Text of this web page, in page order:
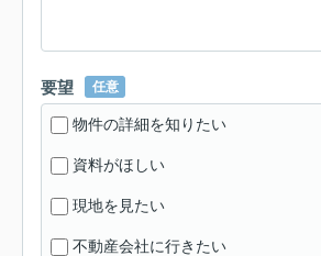
要望 任意
物件の詳細を知りたい
資料がほしい
現地を見たい
不動産会社に行きたい